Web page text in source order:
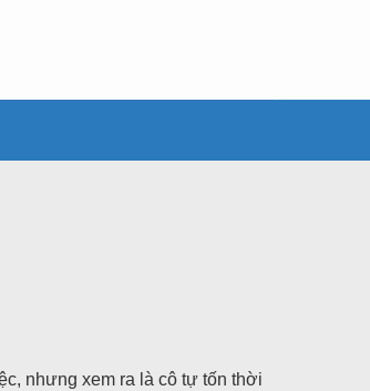
nhưng xem ra là cô tự tốn thời